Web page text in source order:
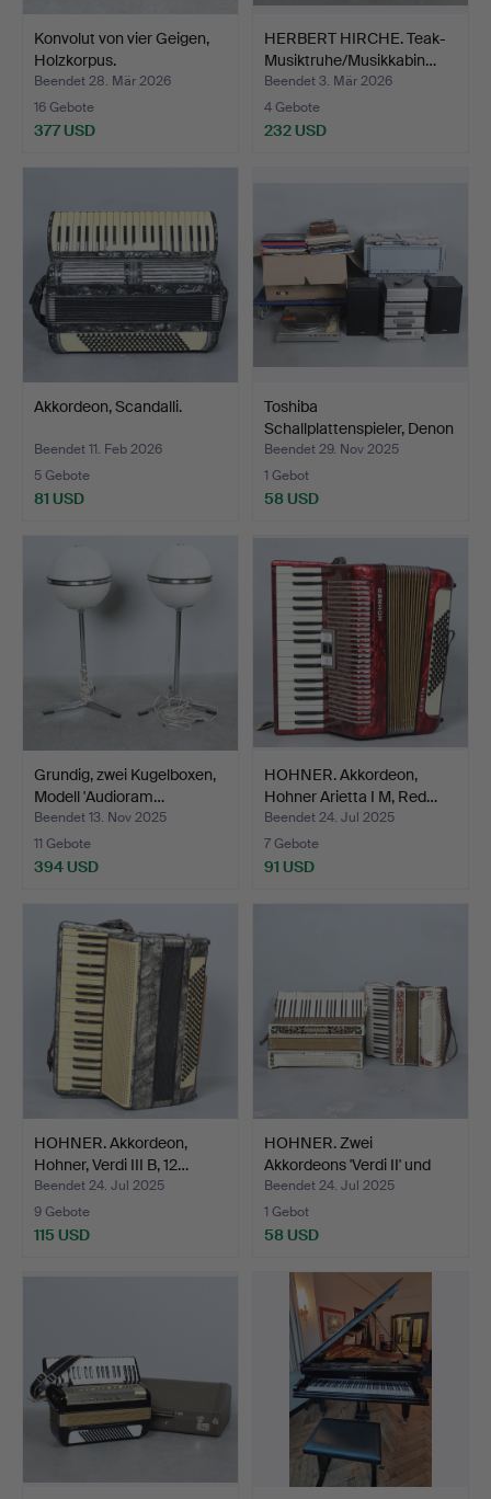
Konvolut von vier Geigen,
Holzkorpus.
Beendet 28. Mär 2026
16 Gebote
377 USD
HERBERT HIRCHE. Teak-
Musiktruhe/Musikkabin…
Beendet 3. Mär 2026
4 Gebote
232 USD
Akkordeon, Scandalli.
Beendet 11. Feb 2026
5 Gebote
81 USD
Toshiba
Schallplattenspieler, Denon
Kompon…
Beendet 29. Nov 2025
1 Gebot
58 USD
Grundig, zwei Kugelboxen,
Modell 'Audioram…
Beendet 13. Nov 2025
11 Gebote
394 USD
HOHNER. Akkordeon,
Hohner Arietta I M, Red…
Beendet 24. Jul 2025
7 Gebote
91 USD
HOHNER. Akkordeon,
Hohner, Verdi III B, 12…
Beendet 24. Jul 2025
9 Gebote
115 USD
HOHNER. Zwei
Akkordeons 'Verdi II' und
'Ve…
Beendet 24. Jul 2025
1 Gebot
58 USD